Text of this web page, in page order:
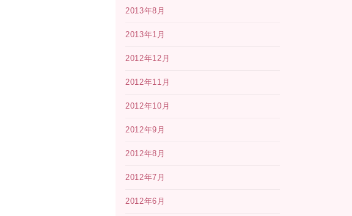
2013年8月
2013年1月
2012年12月
2012年11月
2012年10月
2012年9月
2012年8月
2012年7月
2012年6月